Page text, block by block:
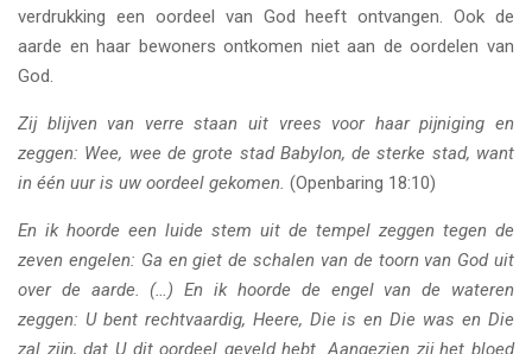
verdrukking een oordeel van God heeft ontvangen. Ook de
aarde en haar bewoners ontkomen niet aan de oordelen van
God.
Zij blijven van verre staan uit vrees voor haar pijniging en
zeggen: Wee, wee de grote stad Babylon, de sterke stad, want
in één uur is uw oordeel gekomen. (Openbaring 18:10)
En ik hoorde een luide stem uit de tempel zeggen tegen de
zeven engelen: Ga en giet de schalen van de toorn van God uit
over de aarde. (…) En ik hoorde de engel van de wateren
zeggen: U bent rechtvaardig, Heere, Die is en Die was en Die
zal zijn, dat U dit oordeel geveld hebt. Aangezien zij het bloed